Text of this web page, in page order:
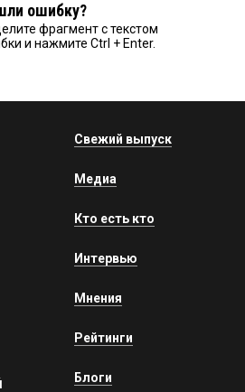
ошибку?
фрагмент с текстом
и нажмите Ctrl + Enter.
Свежий выпуск
Медиа
Кто есть кто
Интервью
Мнения
Рейтинги
Блоги